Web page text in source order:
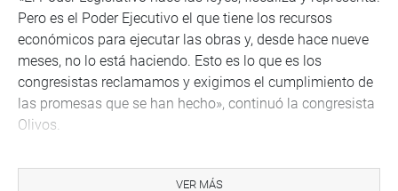
Pero es el Poder Ejecutivo el que tiene los recursos
económicos para ejecutar las obras y, desde hace nueve
meses, no lo está haciendo. Esto es lo que es los
congresistas reclamamos y exigimos el cumplimiento de
las promesas que se han hecho», continuó la congresista
Olivos.
forma presencial en la sesión y audiencia de la Comisión
VER MÁS